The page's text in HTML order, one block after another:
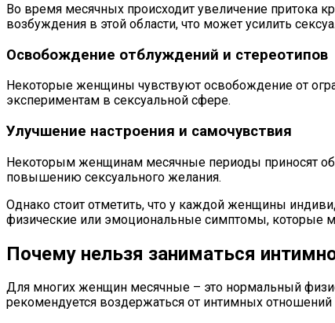
Во время месячных происходит увеличение притока
возбуждения в этой области, что может усилить
Освобождение отблуждений и стереотипов
Некоторые женщины чувствуют освобождение от
экспериментам в сексуальной сфере.
Улучшение настроения и самочувствия
Некоторым женщинам месячные периоды приносят
повышению сексуального желания.
Однако стоит отметить, что у каждой женщины
физические или эмоциональные симптомы, которые
Почему нельзя заниматься
Для многих женщин месячные – это нормальный
рекомендуется воздержаться от интимных